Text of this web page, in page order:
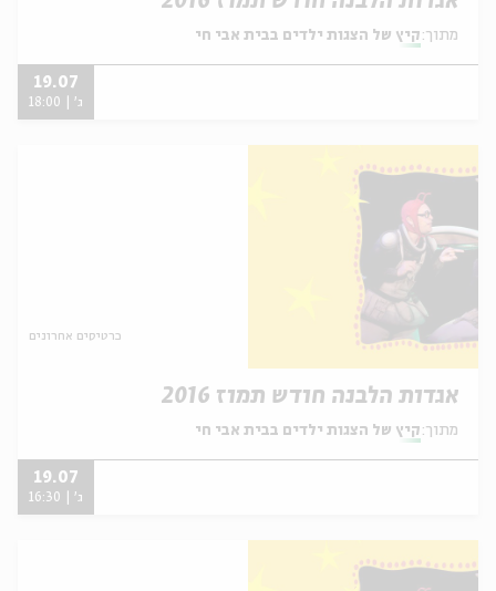
מתוך: קיץ של הצגות ילדים בבית אבי חי
19.07
ג' | 18:00
כרטיסים אחרונים
אגדות הלבנה חודש תמוז 2016
מתוך: קיץ של הצגות ילדים בבית אבי חי
19.07
ג' | 16:30